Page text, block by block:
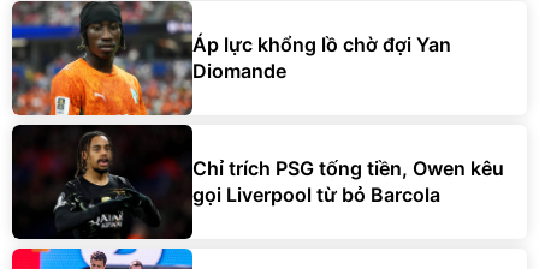
Áp lực khổng lồ chờ đợi Yan
Diomande
Chỉ trích PSG tống tiền, Owen kêu
gọi Liverpool từ bỏ Barcola